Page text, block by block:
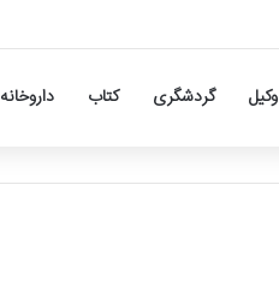
وکیل گردشگری کتاب داروخانه